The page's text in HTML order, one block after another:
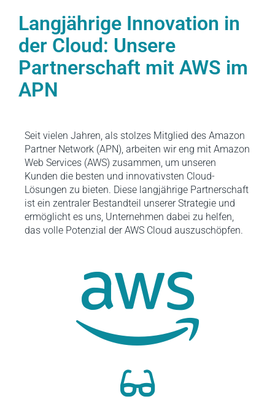
Langjährige Innovation in
der Cloud: Unsere
Partnerschaft mit AWS im
APN
Seit vielen Jahren, als stolzes Mitglied des Amazon
Partner Network (APN), arbeiten wir eng mit Amazon
Web Services (AWS) zusammen, um unseren
Kunden die besten und innovativsten Cloud-
Lösungen zu bieten. Diese langjährige Partnerschaft
ist ein zentraler Bestandteil unserer Strategie und
ermöglicht es uns, Unternehmen dabei zu helfen,
das volle Potenzial der AWS Cloud auszuschöpfen.